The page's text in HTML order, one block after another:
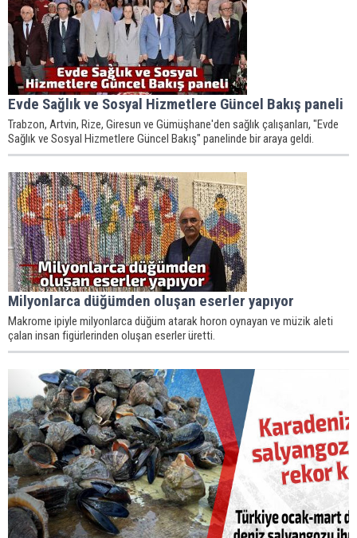
Evde Sağlık ve Sosyal Hizmetlere Güncel Bakış paneli
Trabzon, Artvin, Rize, Giresun ve Gümüşhane'den sağlık çalışanları, "Evde
Sağlık ve Sosyal Hizmetlere Güncel Bakış" panelinde bir araya geldi.
Milyonlarca düğümden oluşan eserler yapıyor
Makrome ipiyle milyonlarca düğüm atarak horon oynayan ve müzik aleti
çalan insan figürlerinden oluşan eserler üretti.